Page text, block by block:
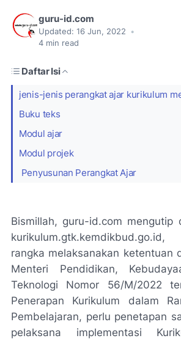
guru-id.com
Updated: 16 Jun, 2022
•
4 min read
Daftar Isi
jenis-jenis perangkat ajar kurikulum
Buku teks
Modul ajar
Modul projek
Penyusunan Perangkat Ajar
Bismillah, guru-id.com mengutip
rangka melaksanakan ketentuan
Menteri Pendidikan,
Teknologi Nomor 56/M/2022
Penerapan Kurikulum dalam
Pembelajaran, perlu penetapan
pelaksana implementasi